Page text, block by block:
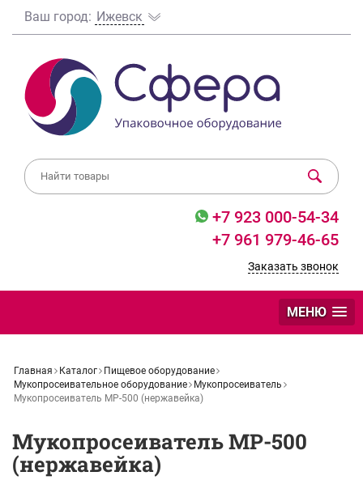
Ваш город: Ижевск
+7 923 000-54-34
+7 961 979-46-65
Заказать звонок
МЕНЮ
Главная Каталог
Пищевое оборудование
Мукопросеивательное оборудование
Мукопросеиватель
Мукопросеиватель MP-500 (нержавейка)
Мукопросеиватель MP-500
(нержавейка)